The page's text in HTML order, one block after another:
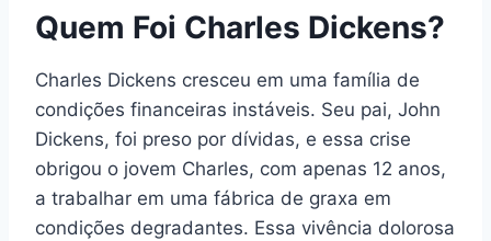
Quem Foi Charles Dickens?
Charles Dickens cresceu em uma família de
condições financeiras instáveis. Seu pai, John
Dickens, foi preso por dívidas, e essa crise
obrigou o jovem Charles, com apenas 12 anos,
a trabalhar em uma fábrica de graxa em
condições degradantes. Essa vivência dolorosa